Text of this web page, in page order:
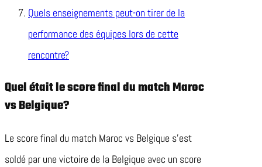
Quels enseignements peut-on tirer de la
performance des équipes lors de cette
rencontre?
Quel était le score final du match Maroc
vs Belgique?
Le score final du match Maroc vs Belgique s’est
soldé par une victoire de la Belgique avec un score